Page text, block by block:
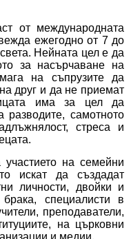
от международната
ежегодно от 7 до
Нейната цел е да
за насърчаване на
на съпрузите да
друг и да не приемат
има за цел да
разводите, самотното
стреса и
на семейни
искат да създадат
личности, двойки и
специалисти в
преподаватели,
на църковни
и медии.